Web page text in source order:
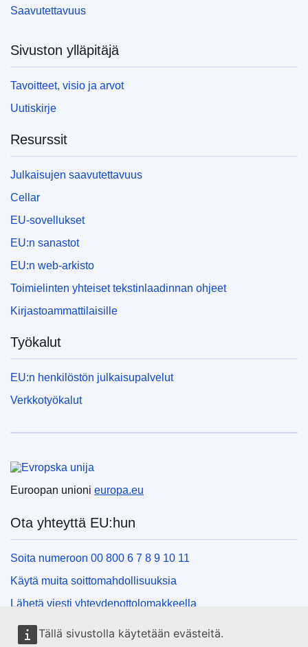
Tällä sivustolla käytetään evästeitä.
Saavutettavuus
Sivuston ylläpitäjä
Tavoitteet, visio ja arvot
Uutiskirje
Resurssit
Julkaisujen saavutettavuus
Cellar
EU-sovellukset
EU:n sanastot
EU:n web-arkisto
Toimielinten yhteiset tekstinlaadinnan ohjeet
Kirjastoammattilaisille
Työkalut
EU:n henkilöstön julkaisupalvelut
Verkkotyökalut
Euroopan unioni europa.eu
Ota yhteyttä EU:hun
Soita numeroon 00 800 6 7 8 9 10 11
Käytä muita soittomahdollisuuksia
Lähetä viesti yhteydenottolomakkeella
Käy EU:n tiedotuspisteessä